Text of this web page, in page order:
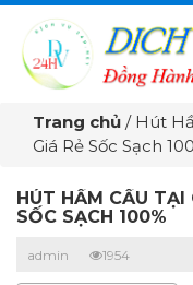
Trang chủ / Hút
Giá Rẻ Sốc Sạch
HÚT HẦM CẦU TẠI
SỐC SẠCH 100%
admin 1954